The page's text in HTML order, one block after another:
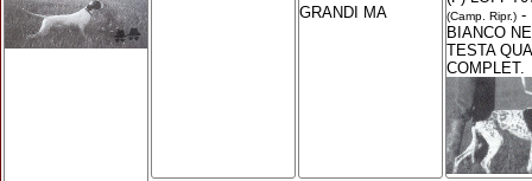
GRANDI MA
(Camp. Ripr.) -
BIANCO
TESTA
COMPLET.